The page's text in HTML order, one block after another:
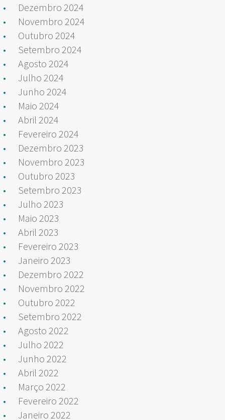
Dezembro 2024
Novembro 2024
Outubro 2024
Setembro 2024
Agosto 2024
Julho 2024
Junho 2024
Maio 2024
Abril 2024
Fevereiro 2024
Dezembro 2023
Novembro 2023
Outubro 2023
Setembro 2023
Julho 2023
Maio 2023
Abril 2023
Fevereiro 2023
Janeiro 2023
Dezembro 2022
Novembro 2022
Outubro 2022
Setembro 2022
Agosto 2022
Julho 2022
Junho 2022
Abril 2022
Março 2022
Fevereiro 2022
Janeiro 2022